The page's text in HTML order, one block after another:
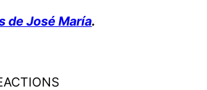
de José María.